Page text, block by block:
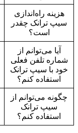
هزینه راه‌اندازی
سیپ ترانک چقدر
است؟
آیا می‌توانم از
شماره تلفن فعلی
خود با سیپ ترانک
استفاده کنم؟
چگونه می‌توانم از
سیپ ترانک
استفاده کنم؟